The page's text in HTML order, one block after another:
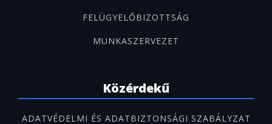
FELÜGYELŐBIZOTTSÁG
MUNKASZERVEZET
Közérdekű
ADATVÉDELMI ÉS ADATBIZTONSÁGI SZABÁLYZAT